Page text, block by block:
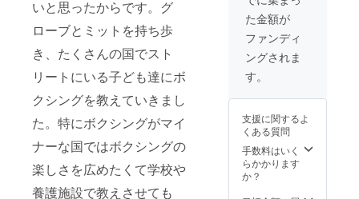
いと思ったからです。グ
ローブとミットを持ち歩
き、たくさんの国でスト
リートにいる子ども達にボ
クシングを教えていきまし
た。特にボクシングがマイ
ナーな国ではボクシングの
楽しさを広めたくて学校や
養護施設で教えさせても
入願い
ます。
ホーム
ページ
にてバ
ナーの
掲載も
きま
た、1名
様が永
久会員
様とし
てジム
た金額が
ファンディ
ングされま
す。
支援に関するよ
くある質問
手数料はいく
らかかります
か？